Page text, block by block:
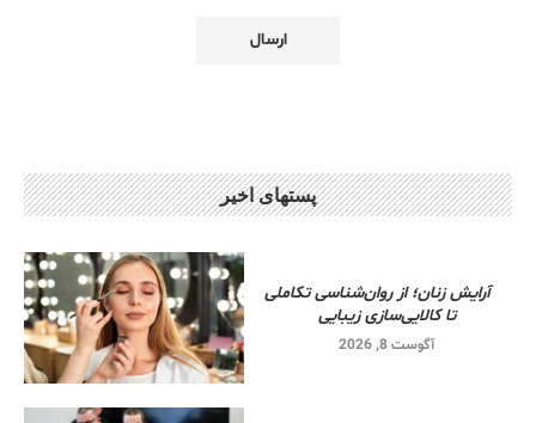
پستهای اخیر
آرایش زنان؛ از روان‌شناسی تکاملی
تا کالایی‌سازی زیبایی
آگوست 8, 2026